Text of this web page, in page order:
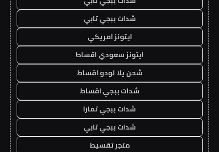
شدات ببجي تابي
ايتونز امريكي
ايتونز سعودي اقساط
شحن يلا لودو اقساط
شدات ببجي اقساط
شدات ببجي تمارا
شدات ببجي تابي
متجر تقسيط